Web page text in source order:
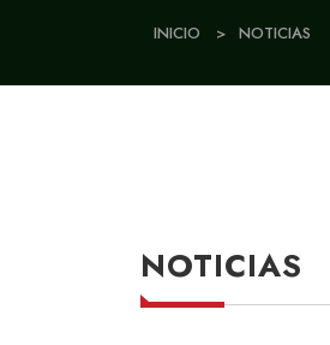
INICIO > NOTICIAS
NOTICIAS